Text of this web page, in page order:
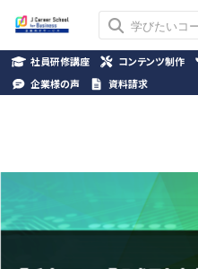
社員研修講座 コンテンツ制作
企業様の声
資料請求